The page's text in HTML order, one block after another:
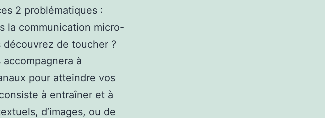
2 problématiques :
la communication micro-
de toucher ?
à
pour atteindre vos
à entraîner et à
d’images, ou de